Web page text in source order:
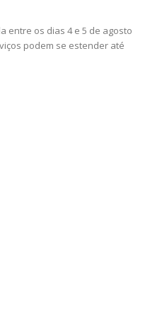
entre os dias 4 e 5 de agosto
podem se estender até